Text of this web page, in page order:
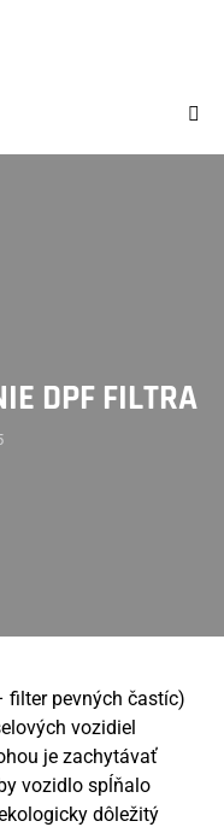
DPF FILTRA
filter pevných častíc)
vozidiel
je zachytávať
vozidlo spĺňalo
dôležitý